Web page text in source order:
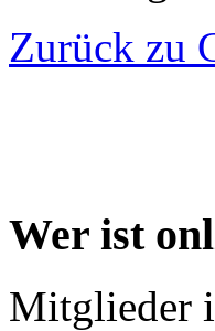
Zurück zu
Wer ist
Mitglieder